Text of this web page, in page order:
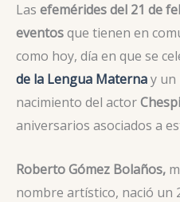
Las efemérides del 21 de
eventosque tienen en
como hoy, día en que se
de la Lengua Maternay un
nacimiento del actor
aniversarios asociados a
Roberto Gómez Bolaños,
nombre artístico, nació un